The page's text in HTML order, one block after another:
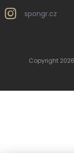
spongr.cz
Copyright 2026